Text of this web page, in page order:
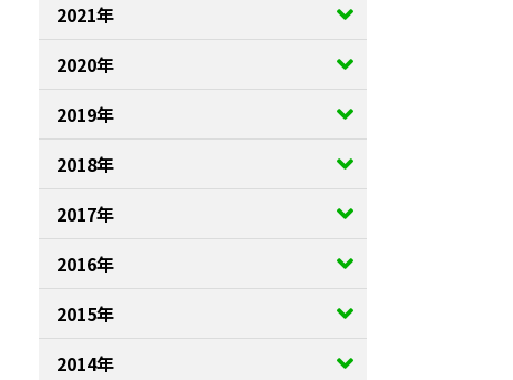
2021年
2020年
2019年
2018年
2017年
2016年
2015年
2014年